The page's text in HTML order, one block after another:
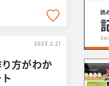
方がわか
2023.2.21